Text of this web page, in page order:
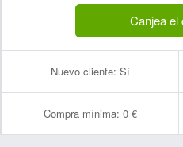
Canjea el
Nuevo cliente: Sí
Compra mínima: 0 €